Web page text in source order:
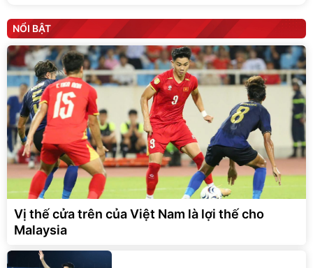
NỔI BẬT
Vị thế cửa trên của Việt Nam là lợi thế cho
Malaysia